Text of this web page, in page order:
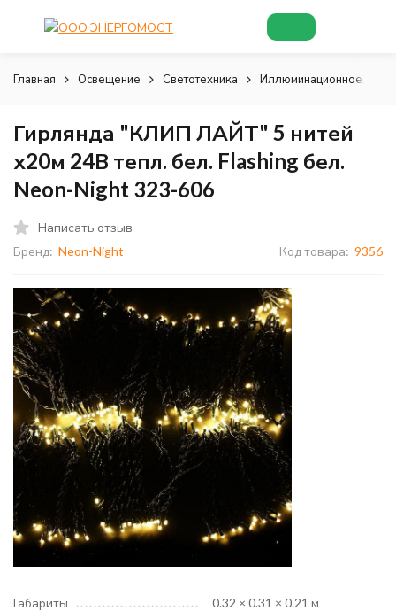
Главная Освещение Светотехника Иллюминационное,
Гирлянда "КЛИП ЛАЙТ" 5 нитей
х20м 24В тепл. бел. Flashing бел.
Neon-Night 323-606
Написать отзыв
Бренд: Neon-Night Код товара: 9356
Габариты
0.32 × 0.31 × 0.21 м